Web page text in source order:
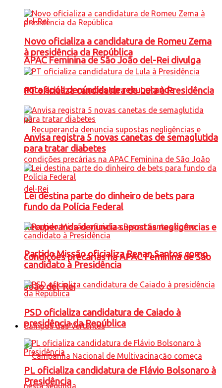
APAC Feminina de São João del-Rei divulga
nota após denúncias de recuperanda
Recuperanda denuncia supostas negligências e
condições precárias na APAC Feminina de São
João del-Rei
Campos das Vertentes
Novo oficializa a candidatura de Romeu Zema
à presidência da República
PT oficializa candidatura de Lula à Presidência
Anvisa registra 5 novas canetas de semaglutida
para tratar diabetes
Lei destina parte do dinheiro de bets para
fundo da Polícia Federal
Partido Missão oficializa Renan Santos como
candidato à Presidência
PSD oficializa candidatura de Caiado à
presidência da República
PL oficializa candidatura de Flávio Bolsonaro à
Presidência